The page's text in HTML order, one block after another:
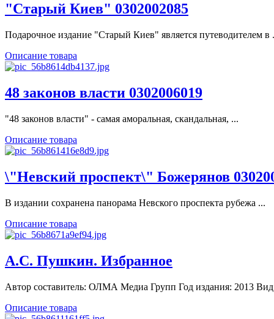
"Старый Киев" 0302002085
Подарочное издание "Старый Киев" является путеводителем в
Описание товара
48 законов власти 0302006019
"48 законов власти" - самая аморальная, скандальная, ...
Описание товара
\"Невский проспект\" Божерянов
В издании сохранена панорама Невского проспекта рубежа ...
Описание товара
А.С. Пушкин. Избранное
Автор составитель: ОЛМА Медиа Групп Год издания: 2013
Описание товара